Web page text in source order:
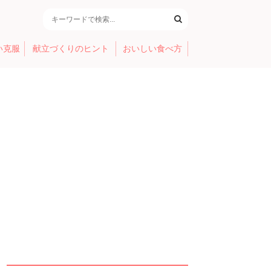
克服 献立づくりのヒント おいしい食べ方